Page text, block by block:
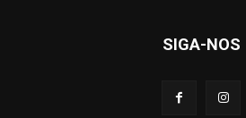
SIGA-NOS